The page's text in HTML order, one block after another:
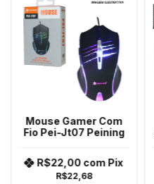
Mouse Gamer Com
Fio Pei-Jt07 Peining
R$22,68
R$22,00 com Pix